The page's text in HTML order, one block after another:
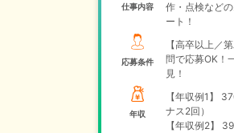
仕事内容
作・点検など
ート！
応募条件
【高卒以上／
問で応募OK！
見！
年収
【年収例1】
ナス2回）
【年収例2】